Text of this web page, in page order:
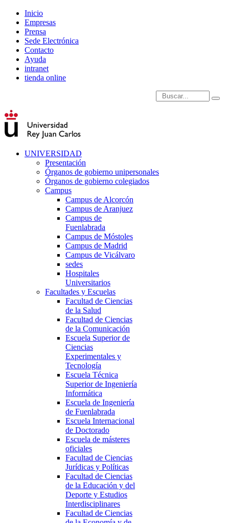
Inicio
Empresas
Prensa
Sede Electrónica
Contacto
Ayuda
intranet
tienda online
Introduce términos de
UNIVERSIDAD
Presentación
Órganos de gobierno unipersonales
Órganos de gobierno colegiados
Campus
Campus de Alcorcón
Campus de Aranjuez
Campus de
Fuenlabrada
Campus de Móstoles
Campus de Madrid
Campus de Vicálvaro
sedes
Hospitales
Universitarios
Facultades y Escuelas
Facultad de Ciencias
de la Salud
Facultad de Ciencias
de la Comunicación
Escuela Superior de
Ciencias
Experimentales y
Tecnología
Escuela Técnica
Superior de Ingeniería
Informática
Escuela de Ingeniería
de Fuenlabrada
Escuela Internacional
de Doctorado
Escuela de másteres
oficiales
Facultad de Ciencias
Jurídicas y Políticas
Facultad de Ciencias
de la Educación y del
Deporte y Estudios
Interdisciplinares
Facultad de Ciencias